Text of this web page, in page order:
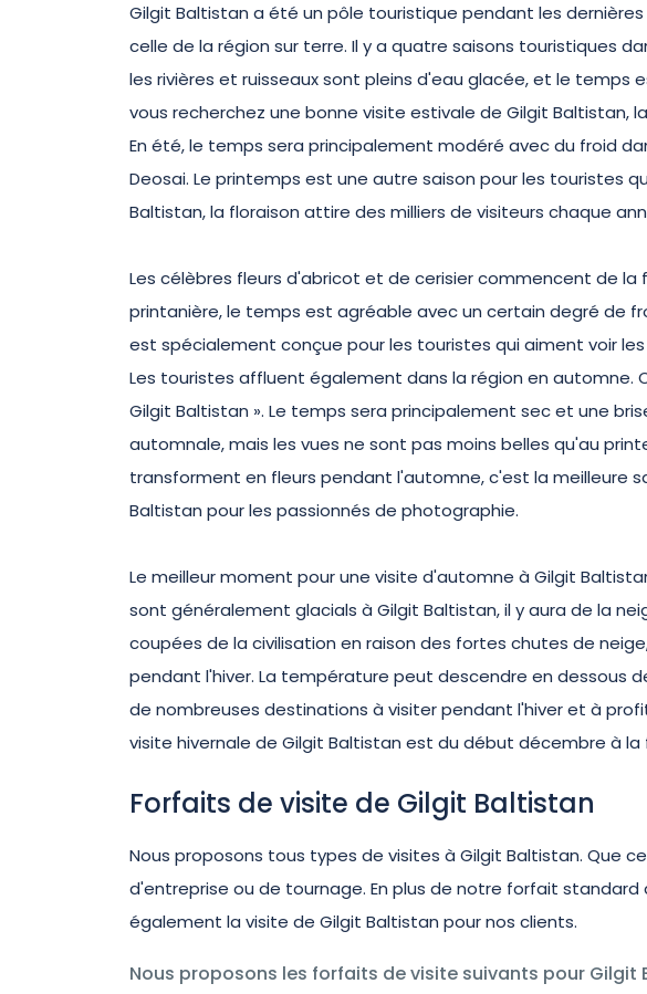
Gilgit Baltistan a été un pôle touristique pendant les
celle de la région sur terre. Il y a quatre saisons touristiques
les rivières et ruisseaux sont pleins d'eau glacée, et le temps
vous recherchez une bonne visite estivale de Gilgit Baltistan,
En été, le temps sera principalement modéré avec du froid
Deosai. Le printemps est une autre saison pour les touristes
Baltistan, la floraison attire des milliers de visiteurs chaque
Les célèbres fleurs d'abricot et de cerisier commencent de la
printanière, le temps est agréable avec un certain degré de
est spécialement conçue pour les touristes qui aiment voir
Les touristes affluent également dans la région en automne.
Gilgit Baltistan ». Le temps sera principalement sec et une
automnale, mais les vues ne sont pas moins belles qu'au
transforment en fleurs pendant l'automne, c'est la meilleure
Baltistan pour les passionnés de photographie.
Le meilleur moment pour une visite d'automne à Gilgit
sont généralement glacials à Gilgit Baltistan, il y aura de la
coupées de la civilisation en raison des fortes chutes de
pendant l'hiver. La température peut descendre en dessous
de nombreuses destinations à visiter pendant l'hiver et à
visite hivernale de Gilgit Baltistan est du début décembre à la
Forfaits de visite de Gilgit Baltistan
Nous proposons tous types de visites à Gilgit Baltistan. Que
d'entreprise ou de tournage. En plus de notre forfait standard
également la visite de Gilgit Baltistan pour nos clients.
Nous proposons les forfaits de visite suivants pour Gilgit